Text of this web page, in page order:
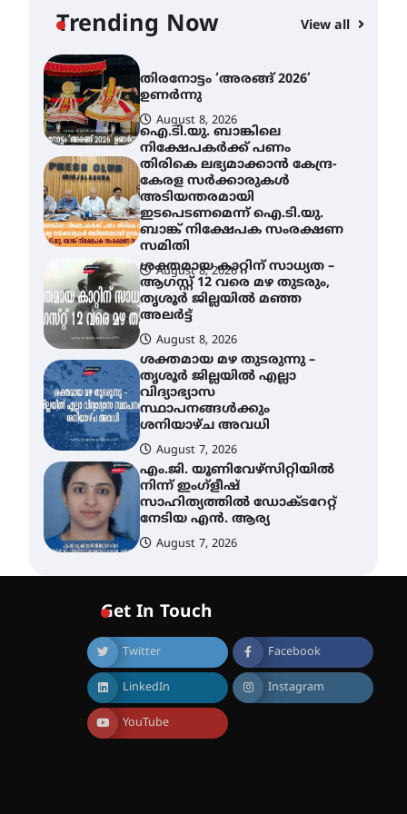
Trending Now View all
August 9, 2026
തിരനോട്ടം ‘അരങ്ങ് 2026’
ഉണർന്നു
August 8, 2026
ഐ.ടി.യു. ബാങ്കിലെ
നിക്ഷേപകർക്ക് പണം
തിരികെ ലഭ്യമാക്കാൻ കേന്ദ്ര-
കേരള സർക്കാരുകൾ
അടിയന്തരമായി
ഇടപെടണമെന്ന് ഐ.ടി.യു.
ബാങ്ക് നിക്ഷേപക സംരക്ഷണ
സമിതി
August 8, 2026
ശക്തമായ കാറ്റിന് സാധ്യത –
ആഗസ്റ്റ് 12 വരെ മഴ തുടരും,
തൃശൂർ ജില്ലയിൽ മഞ്ഞ
അലർട്ട്
August 8, 2026
ശക്തമായ മഴ തുടരുന്നു –
തൃശൂർ ജില്ലയിൽ എല്ലാ
വിദ്യാഭ്യാസ
സ്ഥാപനങ്ങൾക്കും
ശനിയാഴ്ച അവധി
August 7, 2026
എം.ജി. യൂണിവേഴ്‌സിറ്റിയിൽ
നിന്ന് ഇംഗ്ളീഷ്
സാഹിത്യത്തിൽ ഡോക്ടറേറ്റ്
നേടിയ എൻ. ആര്യ
August 7, 2026
ഇരിങ്ങാലക്കുട – ഗുരുവായൂർ
യാഥാർത്ഥ്യമാകുന്നു
August 9, 2026
തിരനോട്ടം ‘അരങ്ങ് 2026’
ഉണർന്നു
August 8, 2026
ഐ.ടി.യു. ബാങ്കിലെ
Get In Touch
Twitter Facebook
LinkedIn Instagram
YouTube